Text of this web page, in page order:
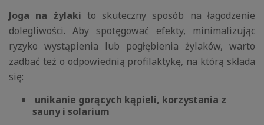
Joga na żylaki to skuteczny sposób na łagodzenie
dolegliwości. Aby spotęgować efekty, minimalizując
ryzyko wystąpienia lub pogłębienia żylaków, warto
zadbać też o odpowiednią profilaktykę, na którą składa
się:
unikanie gorących kąpieli, korzystania z
sauny i solarium